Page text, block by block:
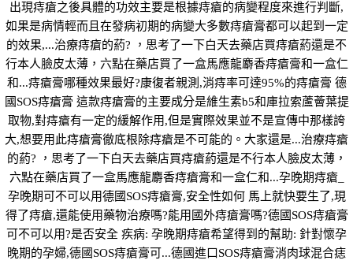
出現痔瘡之後具體的功效主要是根據痔瘡的病變程度來進行判斷,
如果是病情輕而且在發病初期的病變大多數痔瘡膏都可以起到一定
的效果,...治療痔瘡的葯? ，思考了一下白天去藥店買痔瘡葯還是不
行本人臉皮太薄，六點在藥店買了一盒馬應龍麝香痔瘡膏和一盒仁
和...痔瘡膏哪種效果最好?康復者親測,消痔率可達95%的痔瘡膏 德
國SOS痔瘡膏 這款痔瘡膏的主要成分是維生素b5和庫拉索蘆薈葉提
取物,對痔瘡有一定的緩解作用,但是實際效果並不是宣傳中那樣誇
大,想要用此痔瘡膏徹底根除痔瘡是不可能的。大家還是...治療痔瘡
的葯? ，思考了一下白天去藥店買痔瘡葯還是不行本人臉皮太薄，
六點在藥店買了一盒馬應龍麝香痔瘡膏和一盒仁和...孕晚期痔瘡_
孕晚期可不可以用德國SOS痔瘡膏,安全性如何 馬上就快要生了,現
得了痔瘡,還能使用藥物治療嗎?能用國外痔瘡膏嗎?德國SOS痔瘡膏
可不可以用?是否安全 疾病: 孕晚期痔瘡希望得到的幫助: 針對懷孕
晚期的孕婦,德國SOS痔瘡膏可...德國進口SOS痔瘡膏消肉球混合痣